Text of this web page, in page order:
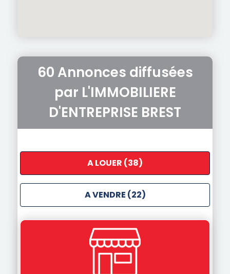
60 Annonces diffusées
par L'IMMOBILIERE
D'ENTREPRISE BREST
A LOUER (38)
A VENDRE (22)